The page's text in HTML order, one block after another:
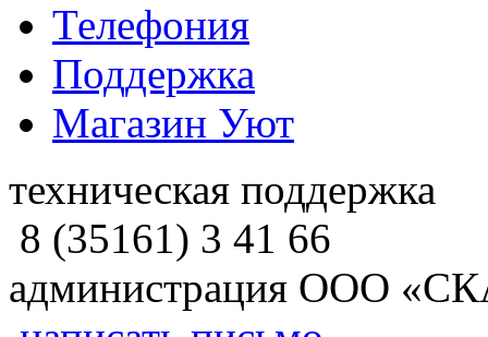
Телефония
Поддержка
Магазин Уют
техническая поддержка
8 (35161) 3 41 66
администрация ООО